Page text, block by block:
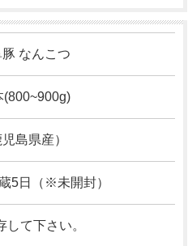
なんこつ
(800~900g)
島県産）
5日（※未開封）
て下さい。